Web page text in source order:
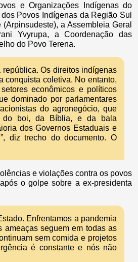
e Organizações Indígenas do
Povos Indígenas da Região Sul
a Assembleia Geral
Yvyrupa, a Coordenação das
do Povo Terena.
república. Os direitos indígenas
conquista coletiva. No entanto,
econômicos e políticos
dominado por parlamentares
do agronegócio, que
do boi, da Bíblia, e da bala
dos Governos Estaduais e
diz trecho do documento. O
e violações contra os povos
o golpe sobre a ex-presidenta
Enfrentamos a pandemia
ameaças seguem em todas as
sem comida e projetos
é constante e nós não